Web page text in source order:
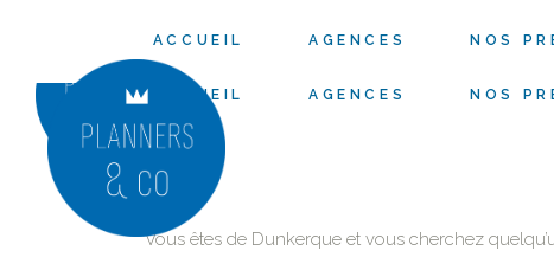
ACCUEIL AGENCES NOS
ACCUEIL AGENCES NOS
Vous êtes de Dunkerque et vous cherchez